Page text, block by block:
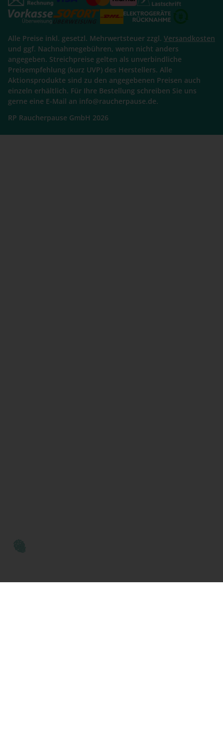
Alle Preise inkl. gesetzl. Mehrwertsteuer zzgl. Versandkosten
und ggf. Nachnahmegebühren, wenn nicht anders
angegeben. Streichpreise gelten als unverbindliche
Preisempfehlung (kurz UVP) des Herstellers. Alle
Aktionsprodukte sind zu den angegebenen Preisen auch
einzeln erhältlich. Für Ihre Bestellung schreiben Sie uns
gerne eine E-Mail an info@raucherpause.de.
RP Raucherpause GmbH 2026